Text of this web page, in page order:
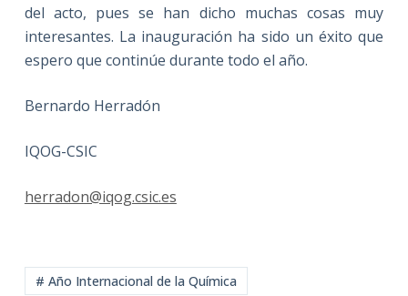
del acto, pues se han dicho muchas cosas muy
interesantes. La inauguración ha sido un éxito que
espero que continúe durante todo el año.
Bernardo Herradón
IQOG-CSIC
herradon@iqog.csic.es
# Año Internacional de la Química